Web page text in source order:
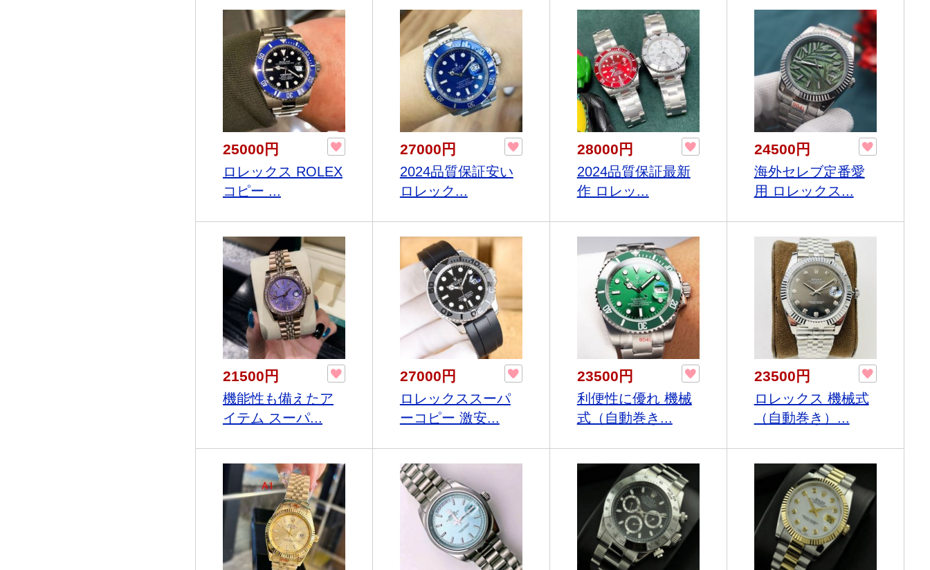
25000円
ロレックス ROLEX
コピー ...
27000円
2024品質保証安い
ロレック...
28000円
2024品質保証最新
作 ロレッ...
24500円
海外セレブ定番愛
用 ロレックス...
21500円
機能性も備えたア
イテム スーパ...
27000円
ロレックススーパ
ーコピー 激安...
23500円
利便性に優れ 機械
式（自動巻き...
23500円
ロレックス 機械式
（自動巻き）...